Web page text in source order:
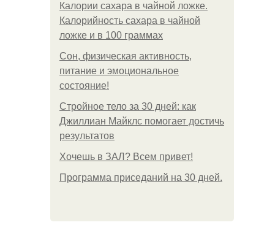
Калории сахара в чайной ложке.
Калорийность сахара в чайной
ложке и в 100 граммах
Сон, физическая активность,
питание и эмоциональное
состояние!
Стройное тело за 30 дней: как
Джиллиан Майклс помогает достичь
результатов
Хочешь в ЗАЛ? Всем привет!
Программа приседаний на 30 дней.